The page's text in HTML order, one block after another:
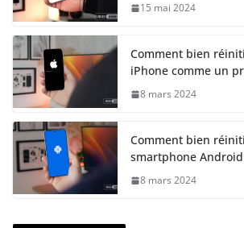
15 mai 2024
Comment bien
iPhone comme un
8 mars 2024
Comment bien
smartphone
8 mars 2024